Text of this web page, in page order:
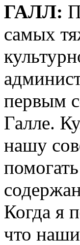
ГАЛЛ:
самых
первым
Галле.
нашу
Когда я
что